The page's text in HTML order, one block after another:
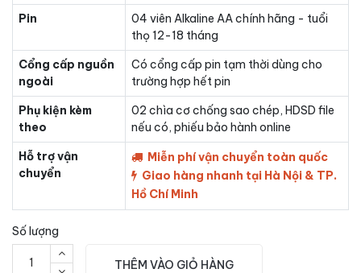
Pin
04 viên Alkaline AA chính hãng - tuổi
thọ 12-18 tháng
Cổng cấp nguồn
ngoài
Có cổng cấp pin tạm thời dùng cho
trường hợp hết pin
Phụ kiện kèm
theo
02 chìa cơ chống sao chép, HDSD file
nếu có, phiếu bảo hành online
Hỗ trợ vận
chuyển
Miễn phí vận chuyển toàn quốc
Giao hàng nhanh tại Hà Nội & TP.
Hồ Chí Minh
Số lượng
THÊM VÀO GIỎ HÀNG